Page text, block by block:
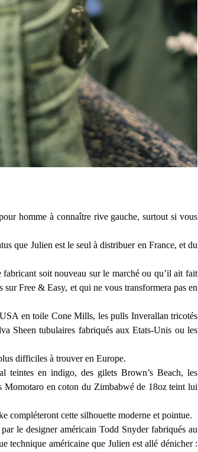
homme à connaître rive gauche, surtout si vous
que Julien est le seul à distribuer en France, et du
soit nouveau sur le marché ou qu’il ait fait
Free & Easy, et qui ne vous transformera pas en
en toile Cone Mills, les pulls Inverallan tricotés
Sheen tubulaires fabriqués aux Etats-Unis ou les
difficiles à trouver en Europe.
teintes en indigo, des gilets Brown’s Beach, les
Momotaro en coton du Zimbabwé de 18oz teint lui
compléteront cette silhouette moderne et pointue.
le designer américain Todd Snyder fabriqués au
technique américaine que Julien est allé dénicher :